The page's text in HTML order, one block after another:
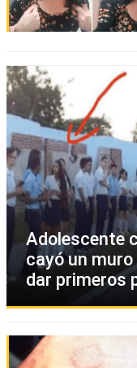
Adolescente
cayó un
dar primeros